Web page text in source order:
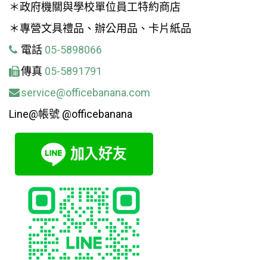
＊政府機關與學校單位員工特約商店
＊專營文具禮品、辦公用品、卡片紙品
電話 05-5898066
傳真 05-5891791
service@officebanana.com
Line@帳號 @officebanana